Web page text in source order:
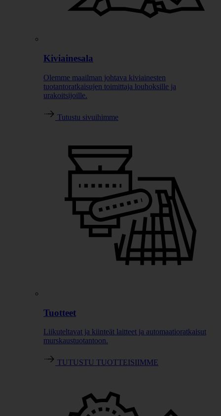
Kiviainesala
Olemme maailman johtava kiviainesten
tuotantoratkaisujen toimittaja louhoksille ja
urakoitsijoille.
Tutustu sivuihimme
Tuotteet
Liikuteltavat ja kiinteät laitteet ja automaatioratkaisut
murskaustuotantoon.
TUTUSTU TUOTTEISIIMME